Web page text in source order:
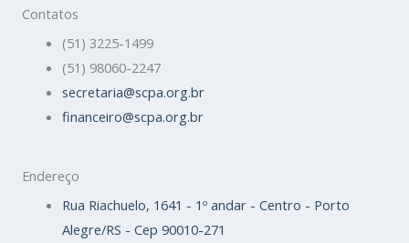
Contatos
(51) 3225-1499
(51) 98060-2247
secretaria@scpa.org.br
financeiro@scpa.org.br
Endereço
Rua Riachuelo, 1641 - 1º andar - Centro - Porto
Alegre/RS - Cep 90010-271